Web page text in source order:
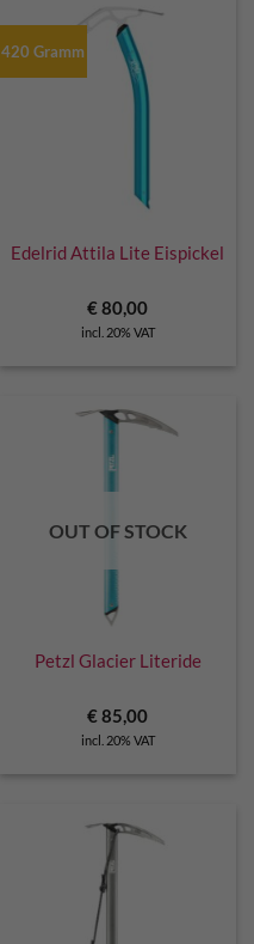
420 Gramm
Edelrid Attila Lite Eispickel
€80,00
incl. 20% VAT
OUT OF STOCK
Petzl Glacier Literide
€85,00
incl. 20% VAT